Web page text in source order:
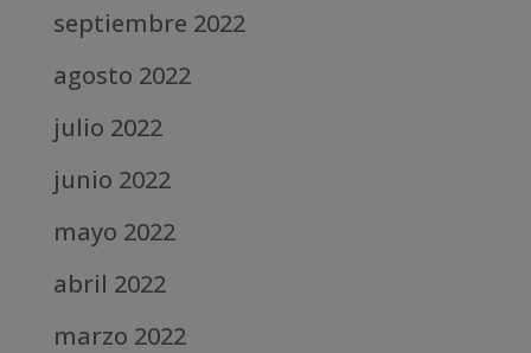
septiembre 2022
agosto 2022
julio 2022
junio 2022
mayo 2022
abril 2022
marzo 2022